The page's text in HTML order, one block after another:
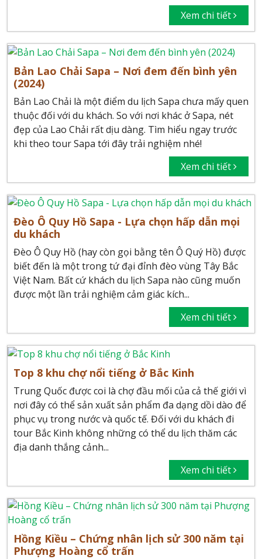
Xem chi tiết
Bản Lao Chải Sapa – Nơi đem đến bình yên
(2024)
Bản Lao Chải là một điểm du lịch Sapa chưa mấy quen
thuộc đối với du khách. So với nơi khác ở Sapa, nét
đẹp của Lao Chải rất dịu dàng. Tìm hiểu ngay trước
khi theo tour Sapa tới đây trải nghiệm nhé!
Xem chi tiết
Đèo Ô Quy Hồ Sapa - Lựa chọn hấp dẫn mọi
du khách
Đèo Ô Quy Hồ (hay còn gọi bằng tên Ô Quý Hồ) được
biết đến là một trong tứ đại đỉnh đèo vùng Tây Bắc
Việt Nam. Bất cứ khách du lịch Sapa nào cũng muốn
được một lần trải nghiệm cảm giác kích...
Xem chi tiết
Top 8 khu chợ nổi tiếng ở Bắc Kinh
Trung Quốc được coi là chợ đầu mối của cả thế giới vì
nơi đây có thể sản xuất sản phẩm đa dạng dồi dào để
phục vụ trong nước và quốc tế. Đối với du khách đi
tour Bắc Kinh không những có thể du lịch thăm các
địa danh thắng cảnh...
Xem chi tiết
Hồng Kiều – Chứng nhân lịch sử 300 năm tại
Phượng Hoàng cổ trấn